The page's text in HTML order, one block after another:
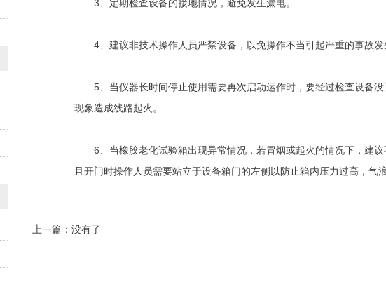
3、定期检查设备的接地情况，避免发生漏电。
4、建议非技术操作人员严禁设备，以免操作不当引起严重的事故发
5、当仪器长时间停止使用需要再次启动运作时，要经过检查设备没
现象造成线路起火。
6、当橡胶老化试验箱出现异常情况，若冒烟或起火的情况下，建议
且开门时操作人员需要站立于设备箱门的左侧以防止箱内压力过高，气
上一篇：没有了